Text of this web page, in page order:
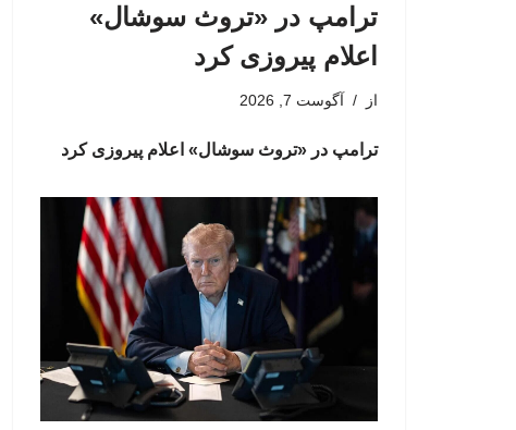
ترامپ در «تروث سوشال»
اعلام پیروزی کرد
از آگوست 7, 2026
ترامپ در «تروث سوشال» اعلام پیروزی کرد